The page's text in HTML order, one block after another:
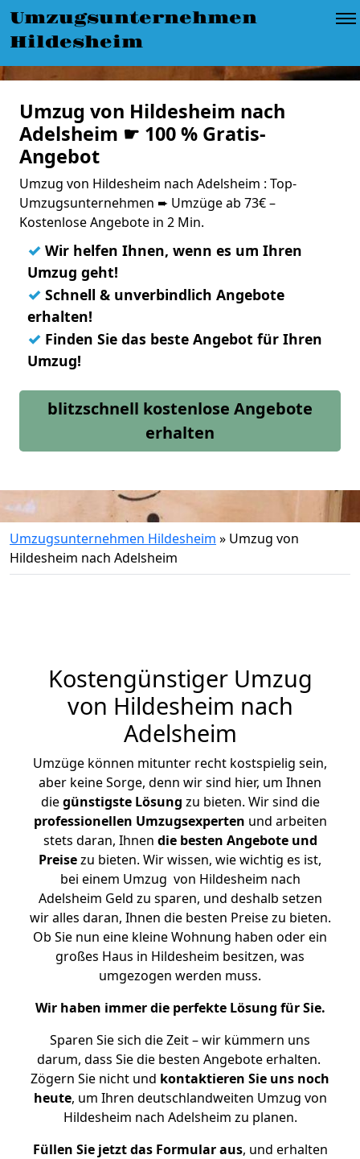
Umzugsunternehmen
Hildesheim
Umzug von Hildesheim nach
Adelsheim ☛ 100 % Gratis-
Angebot
Umzug von Hildesheim nach Adelsheim : Top-
Umzugsunternehmen ➨ Umzüge ab 73€ –
Kostenlose Angebote in 2 Min.
✓ Wir helfen Ihnen, wenn es um Ihren
Umzug geht!
✓ Schnell & unverbindlich Angebote
erhalten!
✓ Finden Sie das beste Angebot für Ihren
Umzug!
blitzschnell kostenlose Angebote
erhalten
Umzugsunternehmen Hildesheim » Umzug von
Hildesheim nach Adelsheim
Kostengünstiger Umzug
von Hildesheim nach
Adelsheim
Umzüge können mitunter recht kostspielig sein,
aber keine Sorge, denn wir sind hier, um Ihnen
diegünstigste Lösung zu bieten. Wir sind die
professionellen Umzugsexperten und arbeiten
stets daran, Ihnen die besten Angebote und
Preisezu bieten. Wir wissen, wie wichtig es ist,
bei einem Umzug von Hildesheim nach
Adelsheim Geld zu sparen, und deshalb setzen
wir alles daran, Ihnen die besten Preise zu bieten.
Ob Sie nun eine kleine Wohnung haben oder ein
großes Haus in Hildesheim besitzen, was
umgezogen werden muss.
Wir haben immer die perfekte Lösung für Sie.
Sparen Sie sich die Zeit – wir kümmern uns
darum, dass Sie die besten Angebote erhalten.
Zögern Sie nicht und kontaktieren Sie uns noch
heute, um Ihren deutschlandweiten Umzug von
Hildesheim nach Adelsheim zu planen.
Füllen Sie jetzt das Formular aus, und erhalten